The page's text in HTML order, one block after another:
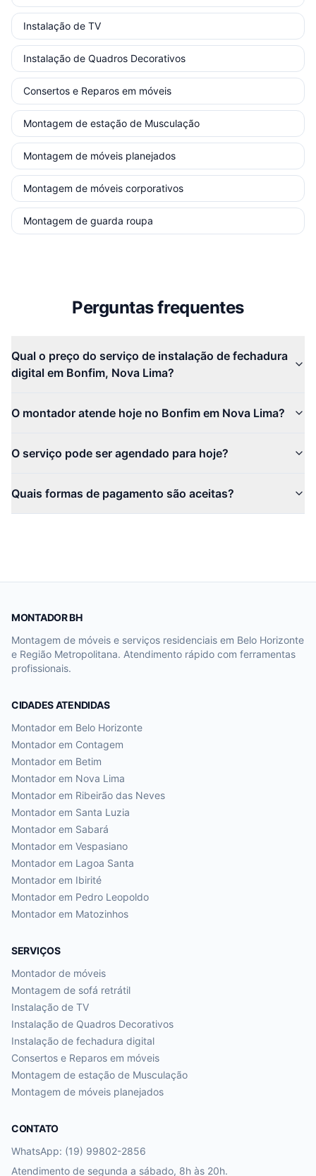
Instalação de TV
Instalação de Quadros Decorativos
Consertos e Reparos em móveis
Montagem de estação de Musculação
Montagem de móveis planejados
Montagem de móveis corporativos
Montagem de guarda roupa
Perguntas frequentes
Qual o preço do serviço de instalação de fechadura
digital em Bonfim, Nova Lima?
O montador atende hoje no Bonfim em Nova Lima?
O serviço pode ser agendado para hoje?
Quais formas de pagamento são aceitas?
MONTADOR BH
Montagem de móveis e serviços residenciais em Belo Horizonte
e Região Metropolitana. Atendimento rápido com ferramentas
profissionais.
CIDADES ATENDIDAS
Montador em Belo Horizonte
Montador em Contagem
Montador em Betim
Montador em Nova Lima
Montador em Ribeirão das Neves
Montador em Santa Luzia
Montador em Sabará
Montador em Vespasiano
Montador em Lagoa Santa
Montador em Ibirité
Montador em Pedro Leopoldo
Montador em Matozinhos
SERVIÇOS
Montador de móveis
Montagem de sofá retrátil
Instalação de TV
Instalação de Quadros Decorativos
Instalação de fechadura digital
Consertos e Reparos em móveis
Montagem de estação de Musculação
Montagem de móveis planejados
CONTATO
WhatsApp: (19) 99802-2856
Atendimento de segunda a sábado, 8h às 20h.